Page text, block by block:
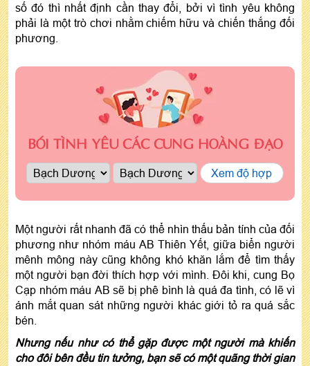
số đó thì nhất định cần thay đổi, bởi vì tình yêu không
phải là một trò chơi nhằm chiếm hữu và chiến thắng đối
phương.
BÓI TÌNH YÊU CÁC CUNG HOÀNG ĐẠO
Xem độ hợp
Một người rất nhanh đã có thể nhìn thấu bản tính của đối
phương như nhóm máu AB Thiên Yết, giữa biển người
mênh mông này cũng không khó khăn lắm để tìm thấy
một người bạn đời thích hợp với mình. Đôi khi, cung Bọ
Cạp nhóm máu AB sẽ bị phê bình là quá đa tình, có lẽ vì
ánh mắt quan sát những người khác giới tỏ ra quá sắc
bén.
Nhưng nếu như có thể gặp được một người mà khiến
cho đôi bên đều tin tưởng, bạn sẽ có một quãng thời gian